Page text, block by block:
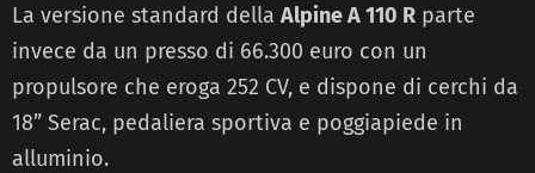
La versione standard della Alpine A 110 R parte
invece da un presso di 66.300 euro con un
propulsore che eroga 252 CV, e dispone di cerchi da
18” Serac, pedaliera sportiva e poggiapiede in
alluminio.